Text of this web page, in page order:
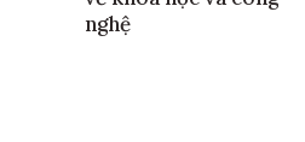
nghệ